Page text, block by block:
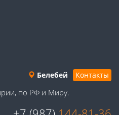
Белебей Контакты
по РФ и Миру.